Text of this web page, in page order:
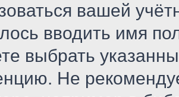
вашей
вводить имя
выбрать
Не